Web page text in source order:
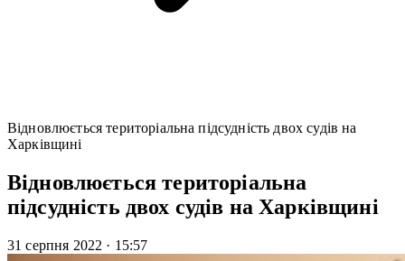
Відновлюється територіальна підсудність двох судів на
Харківщині
Відновлюється територіальна
підсудність двох судів на Харківщині
31 серпня 2022 · 15:57